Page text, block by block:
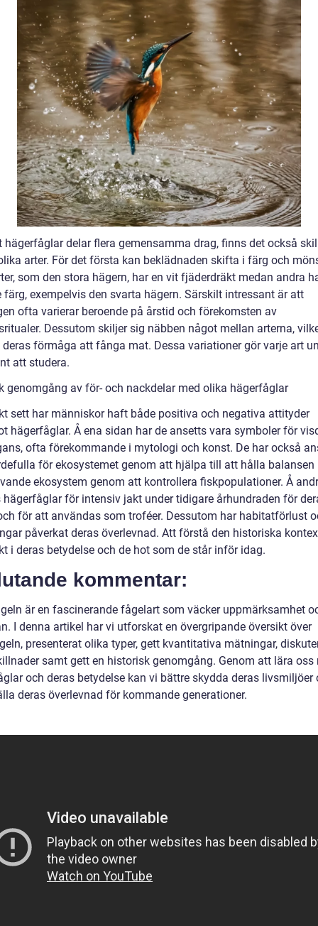
hägerfåglar delar flera gemensamma drag, finns det också
arter. För det första kan beklädnaden skifta i färg och
som den stora hägern, har en vit fjäderdräkt medan andra
färg, exempelvis den svarta hägern. Särskilt intressant är att
ofta varierar beroende på årstid och förekomsten av
Dessutom skiljer sig näbben något mellan arterna,
deras förmåga att fånga mat. Dessa variationer gör varje art
att studera.
genomgång av för- och nackdelar med olika hägerfåglar
sett har människor haft både positiva och negativa attityder
hägerfåglar. Å ena sidan har de ansetts vara symboler för
ofta förekommande i mytologi och konst. De har också
för ekosystemet genom att hjälpa till att hålla balansen
ekosystem genom att kontrollera fiskpopulationer. Å
hägerfåglar för intensiv jakt under tidigare århundraden för
för att användas som troféer. Dessutom har habitatförlust
påverkat deras överlevnad. Att förstå den historiska
i deras betydelse och de hot som de står inför idag.
kommentar:
är en fascinerande fågelart som väcker uppmärksamhet
I denna artikel har vi utforskat en övergripande översikt över
presenterat olika typer, gett kvantitativa mätningar,
samt gett en historisk genomgång. Genom att lära oss
och deras betydelse kan vi bättre skydda deras livsmiljöer
deras överlevnad för kommande generationer.